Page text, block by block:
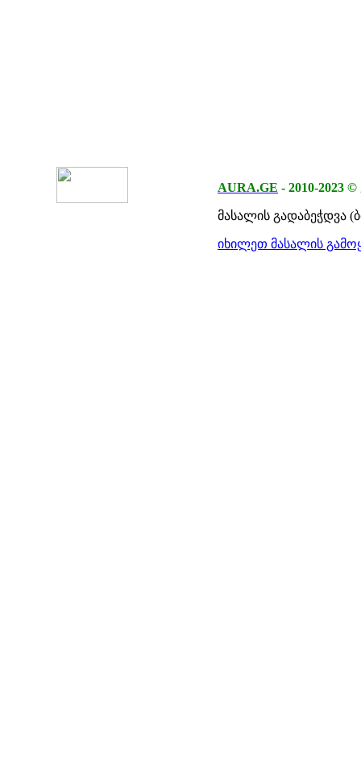
AURA.GE - 2010-2023 ©
მასალის გადაბეჭდვა
იხილეთ მასალის